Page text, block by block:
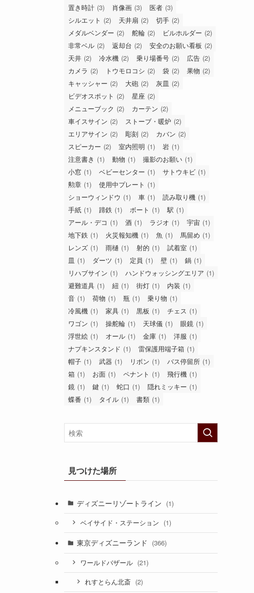
置き時計 (3) 肖像画 (3) 医者 (3)
シルエット (2) 天井扇 (2) 切手 (2)
メダルベンダー (2) 舵輪 (2) ビルホルダー (2)
非常ベル (2) 返却台 (2) 安全のお願い看板 (2)
天井 (2) 冷水機 (2) 乗り場番号 (2) 広告 (2)
カメラ (2) トウモロコシ (2) 袋 (2) 果物 (2)
キャッシャー (2) 大砲 (2) 灰皿 (2)
ビデオスポット (2) 星座 (2)
メニューブック (2) カーテン (2)
車イスサイン (2) ストーブ・暖炉 (2)
エリアサイン (2) 彫刻 (2) カバン (2)
スピーカー (2) 室内照明 (1) 岩 (1)
注意書き (1) 動物 (1) 撮影のお願い (1)
小窓 (1) ベビーセンター (1) サトウキビ (1)
勲章 (1) 使用中プレート (1)
ショーウィンドウ (1) 車 (1) 読み取り機 (1)
手紙 (1) 蹄鉄 (1) ボート (1) 駅 (1)
アール・デコ (1) 酒 (1) ラジオ (1) 宇宙 (1)
地下鉄 (1) 火災報知機 (1) 魚 (1) 馬留め (1)
レンズ (1) 雨樋 (1) 射的 (1) 試着室 (1)
皿 (1) ダーツ (1) 定員 (1) 壁 (1) 鍋 (1)
リハブサイン (1) ハンドウォッシングエリア (1)
避難道具 (1) 紐 (1) 街灯 (1) 内装 (1)
音 (1) 荷物 (1) 瓶 (1) 乗り物 (1)
冷風機 (1) 家具 (1) 黒板 (1) チェス (1)
ワゴン (1) 操舵輪 (1) 天球儀 (1) 眼鏡 (1)
浮世絵 (1) オール (1) 金庫 (1) 洋服 (1)
ナプキンスタンド (1) 雷保護用端子箱 (1)
帽子 (1) 武器 (1) リボン (1) バス停留所 (1)
箱 (1) お面 (1) ペナント (1) 飛行機 (1)
鏡 (1) 鍵 (1) 蛇口 (1) 隠れミッキー (1)
蝶番 (1) タイル (1) 書類 (1)
見つけた場所
ディズニーリゾートライン (1)
ベイサイド・ステーション (1)
東京ディズニーランド (366)
ワールドバザール (21)
れすとらん北斎 (2)